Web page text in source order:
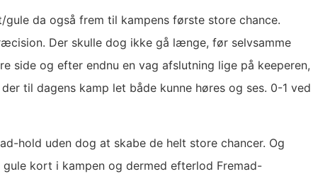
da også frem til kampens første store chance.
Der skulle dog ikke gå længe, før selvsamme
side og efter endnu en vag afslutning lige på keeperen,
til dagens kamp let både kunne høres og ses. 0-1 ved
hold uden dog at skabe de helt store chancer. Og
kort i kampen og dermed efterlod Fremad-